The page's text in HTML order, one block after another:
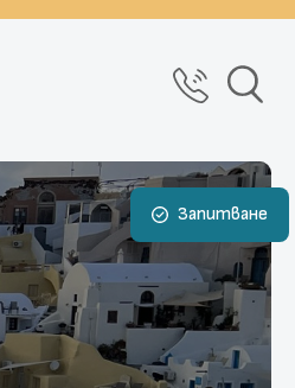
Запитване